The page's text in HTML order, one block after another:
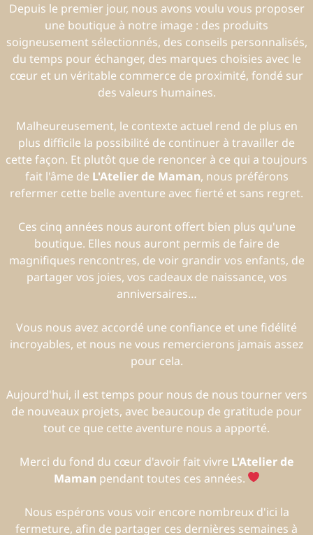
Depuis le premier jour, nous avons voulu vous proposer
une boutique à notre image : des produits
soigneusement sélectionnés, des conseils personnalisés,
du temps pour échanger, des marques choisies avec le
cœur et un véritable commerce de proximité, fondé sur
des valeurs humaines.
Malheureusement, le contexte actuel rend de plus en
plus difficile la possibilité de continuer à travailler de
cette façon. Et plutôt que de renoncer à ce qui a toujours
fait l'âme de L'Atelier de Maman, nous préférons
refermer cette belle aventure avec fierté et sans regret.
Ces cinq années nous auront offert bien plus qu'une
boutique. Elles nous auront permis de faire de
magnifiques rencontres, de voir grandir vos enfants, de
partager vos joies, vos cadeaux de naissance, vos
anniversaires…
Vous nous avez accordé une confiance et une fidélité
incroyables, et nous ne vous remercierons jamais assez
pour cela.
Aujourd'hui, il est temps pour nous de nous tourner vers
de nouveaux projets, avec beaucoup de gratitude pour
tout ce que cette aventure nous a apporté.
Merci du fond du cœur d'avoir fait vivre L'Atelier de
Maman pendant toutes ces années.
Nous espérons vous voir encore nombreux d'ici la
fermeture, afin de partager ces dernières semaines à